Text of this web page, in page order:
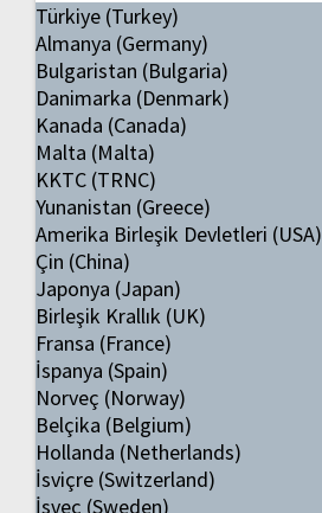
Türkiye (Turkey)
Almanya (Germany)
Bulgaristan (Bulgaria)
Danimarka (Denmark)
Kanada (Canada)
Malta (Malta)
KKTC (TRNC)
Yunanistan (Greece)
Amerika Birleşik Devletleri (USA)
Çin (China)
Japonya (Japan)
Birleşik Krallık (UK)
Fransa (France)
İspanya (Spain)
Norveç (Norway)
Belçika (Belgium)
Hollanda (Netherlands)
İsviçre (Switzerland)
İsveç (Sweden)